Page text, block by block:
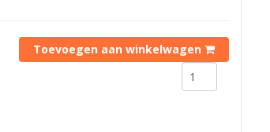
Toevoegen aan winkelwagen